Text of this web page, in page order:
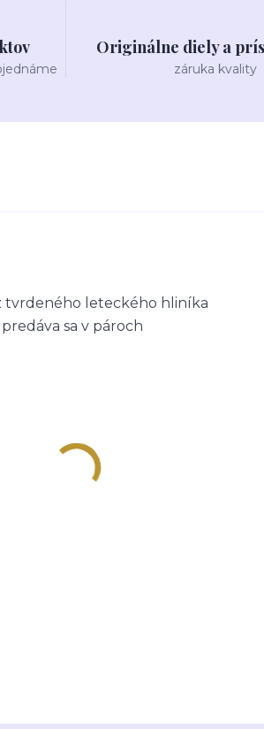
Originálne diely a
záruka kvality
tvrdeného leteckého hliníka
sa v pároch